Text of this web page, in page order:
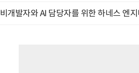
비개발자와 AI 담당자를 위한 하네스 엔